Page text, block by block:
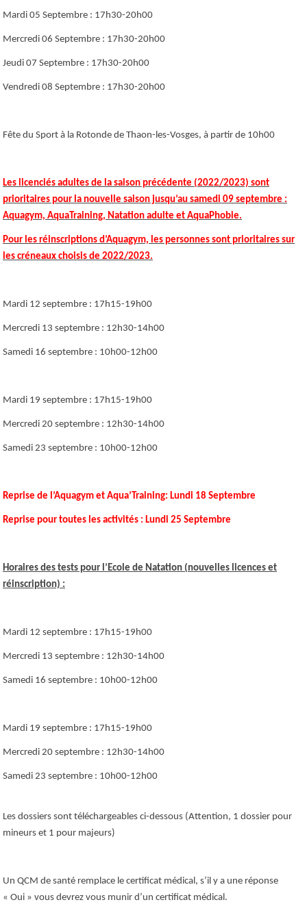
Mardi 05 Septembre : 17h30-20h00
Mercredi 06 Septembre : 17h30-20h00
Jeudi 07 Septembre : 17h30-20h00
Vendredi 08 Septembre : 17h30-20h00
Fête du Sport à la Rotonde de Thaon-les-Vosges, à partir de 10h00
Les licenciés adultes de la saison précédente (2022/2023) sont
prioritaires pour la nouvelle saison jusqu’au samedi 09 septembre :
Aquagym, AquaTraining, Natation adulte et AquaPhobie.
Pour les réinscriptions d’Aquagym, les personnes sont prioritaires sur
les créneaux choisis de 2022/2023.
Mardi 12 septembre : 17h15-19h00
Mercredi 13 septembre : 12h30-14h00
Samedi 16 septembre : 10h00-12h00
Mardi 19 septembre : 17h15-19h00
Mercredi 20 septembre : 12h30-14h00
Samedi 23 septembre : 10h00-12h00
Reprise de l’Aquagym et Aqua’Training: Lundi 18 Septembre
Reprise pour toutes les activités : Lundi 25 Septembre
Horaires des tests pour l’Ecole de Natation (nouvelles licences et
réinscription) :
Mardi 12 septembre : 17h15-19h00
Mercredi 13 septembre : 12h30-14h00
Samedi 16 septembre : 10h00-12h00
Mardi 19 septembre : 17h15-19h00
Mercredi 20 septembre : 12h30-14h00
Samedi 23 septembre : 10h00-12h00
Les dossiers sont téléchargeables ci-dessous (Attention, 1 dossier pour
mineurs et 1 pour majeurs)
Un QCM de santé remplace le certificat médical, s’il y a une réponse
« Oui » vous devrez vous munir d’un certificat médical.